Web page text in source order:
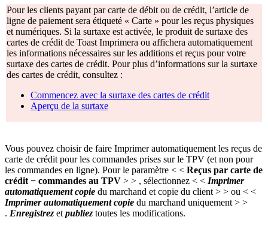
Pour les clients payant par carte de débit ou de crédit, l’article de
ligne de paiement sera étiqueté « Carte » pour les reçus physiques
et numériques. Si la surtaxe est activée, le produit de surtaxe des
cartes de crédit de Toast Imprimera ou affichera automatiquement
les informations nécessaires sur les additions et reçus pour votre
surtaxe des cartes de crédit. Pour plus d’informations sur la surtaxe
des cartes de crédit, consultez :
Commencez avec la surtaxe des cartes de crédit
Aperçu de la surtaxe
Vous pouvez choisir de faire Imprimer automatiquement les reçus de
carte de crédit pour les commandes prises sur le TPV (et non pour
les commandes en ligne). Pour le paramètre < < Reçus par carte de
crédit − commandes au TPV > > , sélectionnez < < Imprimer
automatiquement copie du marchand et copie du client > > ou < <
Imprimer automatiquement copie du marchand uniquement > >
. Enregistrez et publiez toutes les modifications.